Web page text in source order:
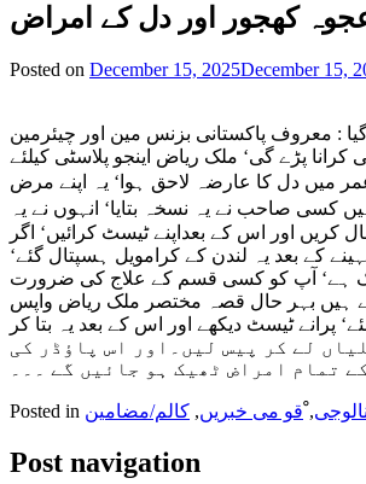
کھجور اور دل کے امراض
Posted on December 15, 2025December 15,
: معروف پاکستانی بزنس مین اور چیئرمین
پلاسٹی کرانا پڑے گی‘ ملک ریاض اینجو پلاسٹی کیلئے
اسلم بیگ نے انہیں دل کی تقویت کیلئے طب نبویؐ سے ایک نسخہ بتایا‘ جنرل اسلم بیگ کا کہنا تھا انہیں 56 سال کی عمر میں دل کا عارضہ لاحق ہوا‘ یہ اپنے مرض
کسی صاحب نے یہ نسخہ بتایا‘ انہوں نے یہ
اور اس کے بعداپنے ٹیسٹ کرائیں‘ اگر
کے بعد یہ لندن کے کرامویل ہسپتال گئے‘
ٹھیک ہے‘ آپ کو کسی قسم کے علاج کی ضرورت
کے ہیں بہر حال قصہ مختصر ملک ریاض واپس
کے دوبارہ ٹیسٹ لئے‘ پرانے ٹیسٹ دیکھے اور اس کے بعد یہ بتا کر
کی گٹھلیاں لے کر پیس لیں۔اور اس پاؤڈر کی
تمام امراض ٹھیک ہو جائیں گے ۔۔۔
Posted in ,ْقو می خبریں, کالم/مضامین
Post navigation